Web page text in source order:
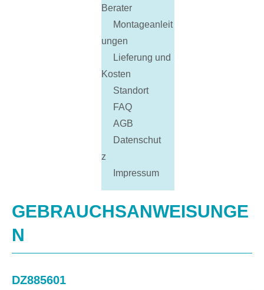
Berater
Montageanleit
ungen
Lieferung und
Kosten
Standort
FAQ
AGB
Datenschut
z
Impressum
GEBRAUCHSANWEISUNGE
N
DZ885601